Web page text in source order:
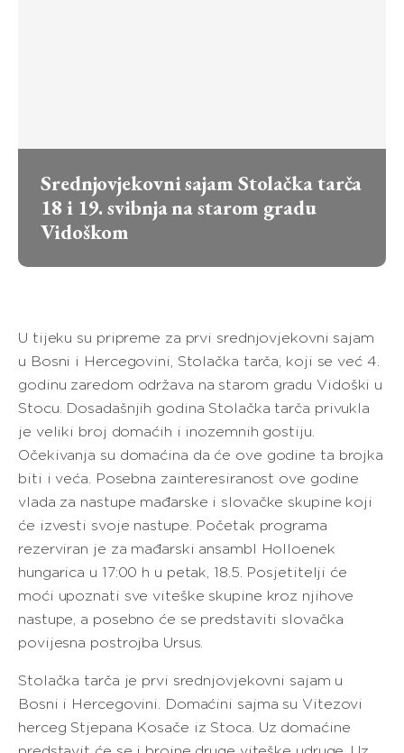
​Srednjovjekovni sajam Stolačka tarča
18 i 19. svibnja na starom gradu
Vidoškom
U tijeku su pripreme za prvi srednjovjekovni sajam
u Bosni i Hercegovini, Stolačka tarča, koji se već 4.
godinu zaredom održava na starom gradu Vidoški u
Stocu. Dosadašnjih godina Stolačka tarča privukla
je veliki broj domaćih i inozemnih gostiju.
Očekivanja su domaćina da će ove godine ta brojka
biti i veća. Posebna zainteresiranost ove godine
vlada za nastupe mađarske i slovačke skupine koji
će izvesti svoje nastupe. Početak programa
rezerviran je za mađarski ansambl Holloenek
hungarica u 17:00 h u petak, 18.5. Posjetitelji će
moći upoznati sve viteške skupine kroz njihove
nastupe, a posebno će se predstaviti slovačka
povijesna postrojba Ursus.
Stolačka tarča je prvi srednjovjekovni sajam u
Bosni i Hercegovini. Domaćini sajma su Vitezovi
herceg Stjepana Kosače iz Stoca. Uz domaćine